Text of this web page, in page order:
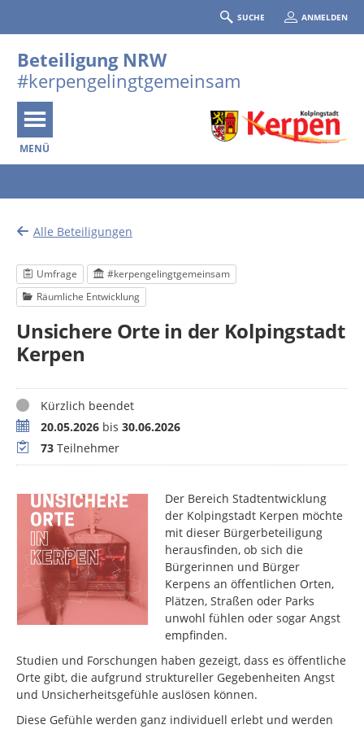
SUCHE ANMELDEN
Beteiligung NRW
#kerpengelingtgemeinsam
MENÜ
Alle Beteiligungen
Umfrage
#kerpengelingtgemeinsam
Räumliche Entwicklung
Unsichere Orte in der Kolpingstadt
Kerpen
StatusKürzlich beendet
Zeitraum20.05.2026 bis 30.06.2026
Teilnehmer
73 Teilnehmer
Der Bereich Stadtentwicklung
der Kolpingstadt Kerpen möchte
mit dieser Bürgerbeteiligung
herausfinden, ob sich die
Bürgerinnen und Bürger
Kerpens an öffentlichen Orten,
Plätzen, Straßen oder Parks
unwohl fühlen oder sogar Angst
empfinden.
Studien und Forschungen haben gezeigt, dass es öffentliche
Orte gibt, die aufgrund struktureller Gegebenheiten Angst
und Unsicherheitsgefühle auslösen können.
Diese Gefühle werden ganz individuell erlebt und werden